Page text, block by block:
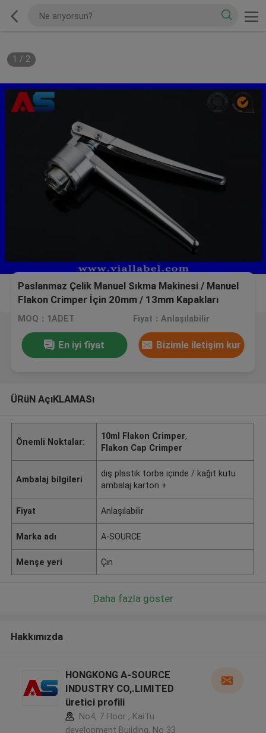
1 / 2
Paslanmaz Çelik Manuel Sıkma Makinesi / Manuel
Flakon Crimper İçin 20mm / 13mm Kapakları
Çevirin
MOQ：1ADET Fiyat：Anlaşılabilir
En iyi fiyat Bizimle iletişim kur
ÜRüN AçıKLAMASı
Önemli Noktalar:
10ml Flakon Crimper,
Flakon Cap Crimper
Ambalaj bilgileri
dış plastik torba içinde / kağıt kutu
ambalaj karton +
Fiyat Anlaşılabilir
Marka adı A-SOURCE
Menşe yeri Çin
Daha fazla göster
Hakkımızda
HONGKONG A-SOURCE
INDUSTRY CO,.LIMITED
üretici profili
No4, 7 Floor , KaiTu
development Building, No 33